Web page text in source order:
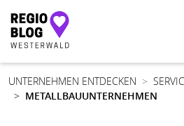
Hauptnavigation
UNTERNEHMEN ENTDECKEN
METALLBAUUNTERNEHMEN